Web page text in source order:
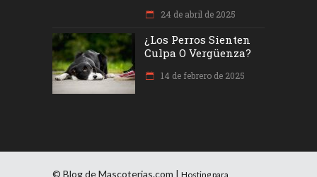
24 de abril de 2025
¿Los Perros Sienten
Culpa O Vergüenza?
14 de febrero de 2025
© Blog de Mascoterias.com | Hosting para